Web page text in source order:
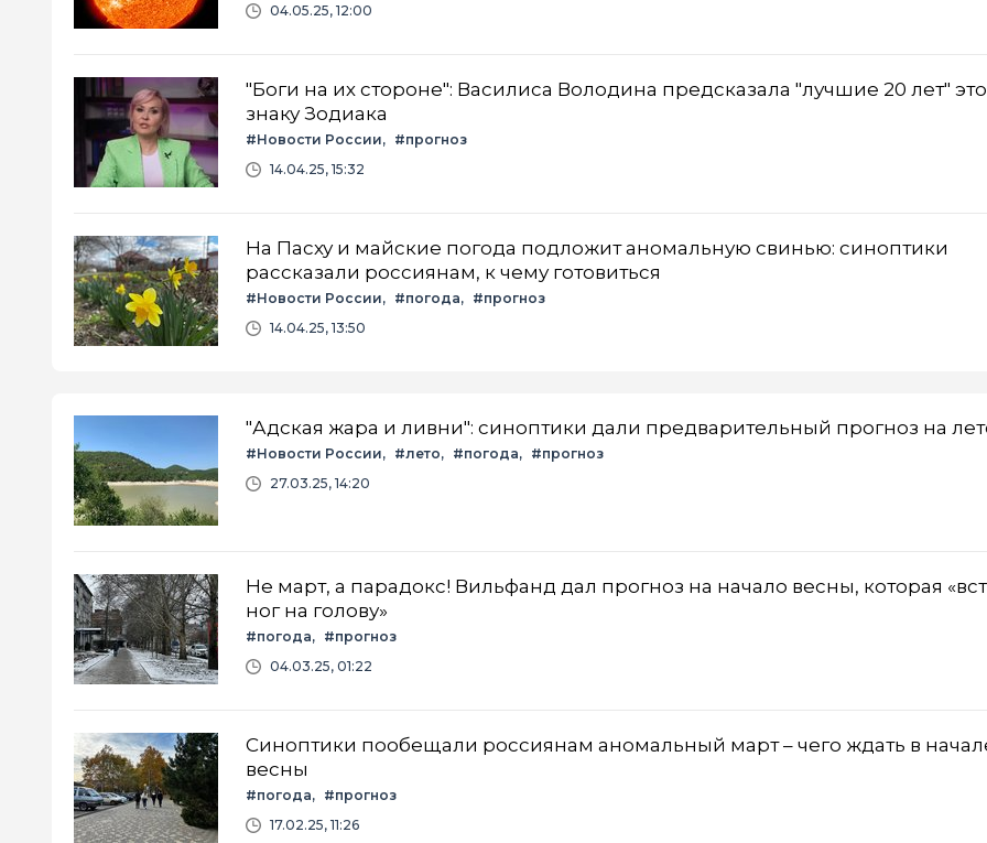
04.05.25, 12:00
"Боги на их стороне": Василиса Володина предсказала "лучшие 20 лет"
знаку Зодиака
#Новости России
#прогноз
14.04.25, 15:32
На Пасху и майские погода подложит аномальную свинью: синоптики
рассказали россиянам, к чему готовиться
#Новости России #погода
#прогноз
14.04.25, 13:50
"Адская жара и ливни": синоптики дали предварительный прогноз на
#Новости России #лето #погода
#прогноз
27.03.25, 14:20
Не март, а парадокс! Вильфанд дал прогноз на начало весны, которая
ног на голову»
#погода
#прогноз
04.03.25, 01:22
Синоптики пообещали россиянам аномальный март – чего ждать в
весны
#погода
#прогноз
17.02.25, 11:26